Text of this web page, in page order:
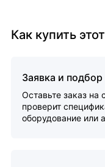
Как купить
Заявка и подбор
Оставьте заказ
проверит
оборудование или